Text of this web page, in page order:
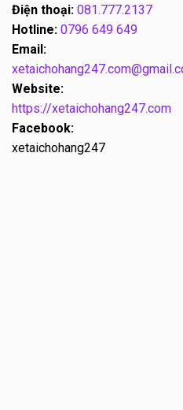
Điện thoại: 081.777.2137
Hotline: 0796 649 649
Email:
Website:
https://xetaichohang247.com
Facebook:
xetaichohang247